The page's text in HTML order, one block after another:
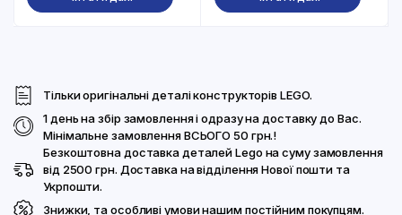
Тільки оригінальні деталі конструкторів LEGO.
1 день на збір замовлення і одразу на доставку до Вас.
Мінімальне замовлення ВСЬОГО 50 грн.!
Безкоштовна доставка деталей Lego на суму замовлення
від 2500 грн. Доставка на відділення Нової пошти та
Укрпошти.
Знижки, та особливі умови нашим постійним покупцям.